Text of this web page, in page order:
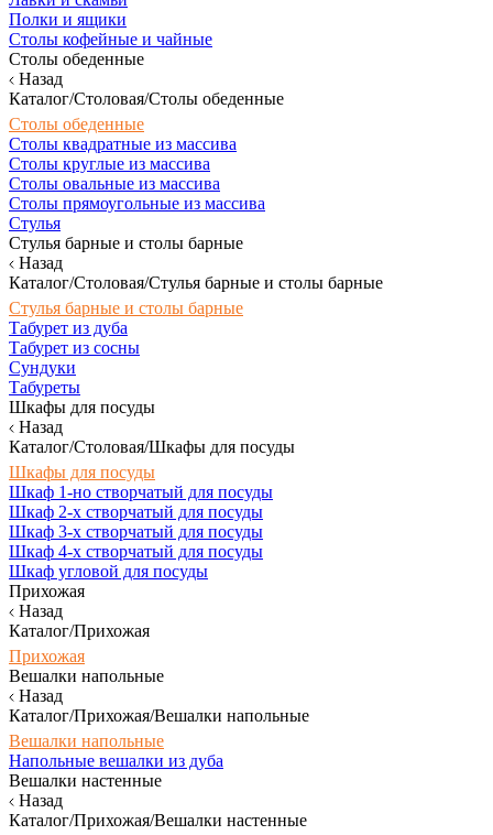
Полки и ящики
Столы кофейные и чайные
Столы обеденные
Назад
Каталог/Столовая/Столы обеденные
Столы обеденные
Столы квадратные из массива
Столы круглые из массива
Столы овальные из массива
Столы прямоугольные из массива
Стулья
Стулья барные и столы барные
Назад
Каталог/Столовая/Стулья барные и столы барные
Стулья барные и столы барные
Табурет из дуба
Табурет из сосны
Сундуки
Табуреты
Шкафы для посуды
Назад
Каталог/Столовая/Шкафы для посуды
Шкафы для посуды
Шкаф 1-но створчатый для посуды
Шкаф 2-х створчатый для посуды
Шкаф 3-х створчатый для посуды
Шкаф 4-х створчатый для посуды
Шкаф угловой для посуды
Прихожая
Назад
Каталог/Прихожая
Прихожая
Вешалки напольные
Назад
Каталог/Прихожая/Вешалки напольные
Вешалки напольные
Напольные вешалки из дуба
Вешалки настенные
Назад
Каталог/Прихожая/Вешалки настенные